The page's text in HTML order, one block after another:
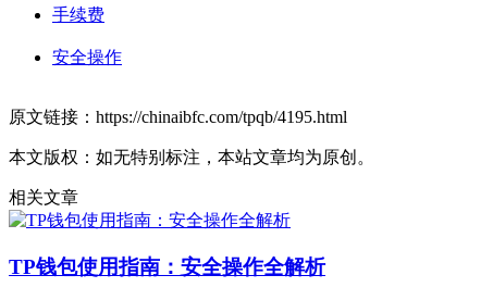
手续费
安全操作
原文链接：https://chinaibfc.com/tpqb/4195.html
本文版权：如无特别标注，本站文章均为原创。
相关文章
TP钱包使用指南：安全操作全解析